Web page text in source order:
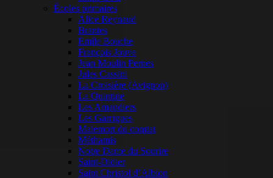
Écoles primaires
Alice Reynaud
Brantes
Emile Bouche
François Jouve
Jean Moulin Pernes
Jules Cassini
La Croisière (Avignon)
La Quintine
Les Amandiers
Les Garrigues
Malemort du comtat
Méthamis
Notre Dame du Sourire
Saint-Didier
Saint Christol d’Albion